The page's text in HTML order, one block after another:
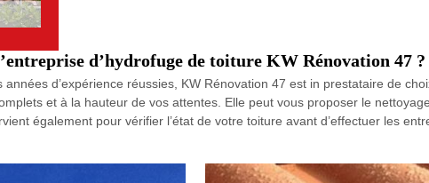
d’hydrofuge de toiture KW Rénovation 47 ?
d’expérience réussies, KW Rénovation 47 est in prestataire de
et à la hauteur de vos attentes. Elle peut vous proposer le
également pour vérifier l’état de votre toiture avant d’effectuer les